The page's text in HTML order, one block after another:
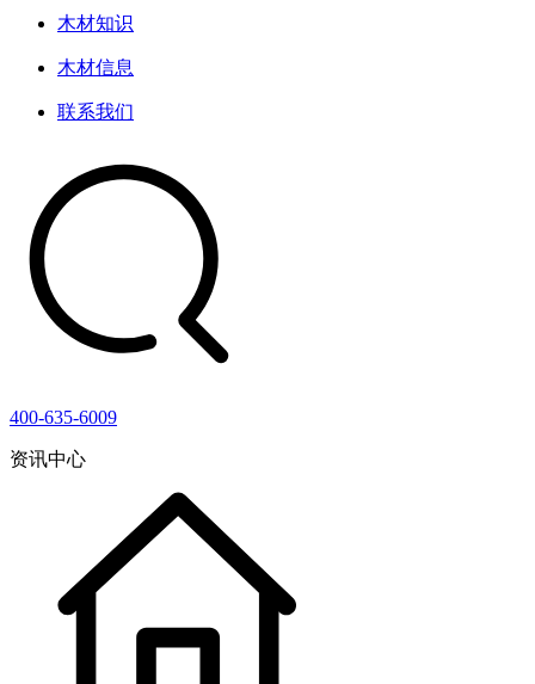
木材知识
木材信息
联系我们
400-635-6009
资讯中心